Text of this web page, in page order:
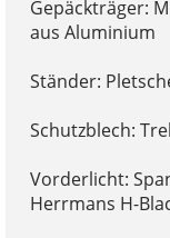
Gepäckträger:
aus Aluminium
Ständer:
Schutzblech:
Vorderlicht:
Herrmans H-